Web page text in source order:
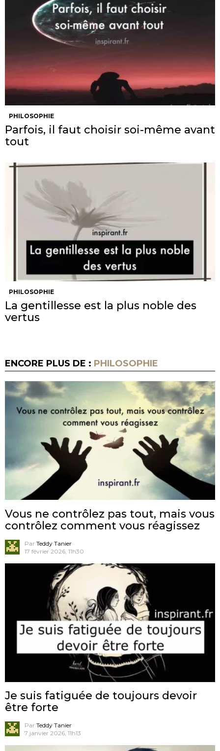
PHILOSOPHIE
Parfois, il faut choisir soi-même avant
tout
PHILOSOPHIE
La gentillesse est la plus noble des
vertus
ENCORE PLUS DE : PHILOSOPHIE
Vous ne contrôlez pas tout, mais vous
contrôlez comment vous réagissez
Par Teddy Tanier
17 février 2026, 11h30
Je suis fatiguée de toujours devoir
être forte
Par Teddy Tanier
7 janvier 2026, 11h13